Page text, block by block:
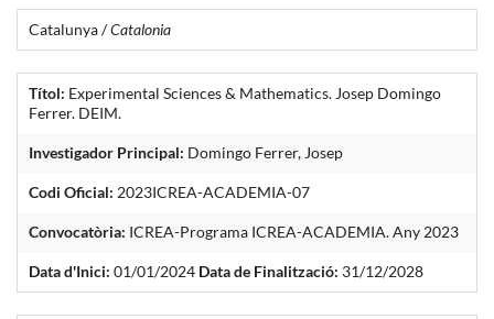
Catalunya /Catalonia
Títol: Experimental Sciences & Mathematics. Josep Domingo
Ferrer. DEIM.
Investigador Principal: Domingo Ferrer, Josep
Codi Oficial: 2023ICREA-ACADEMIA-07
Convocatòria: ICREA-Programa ICREA-ACADEMIA. Any 2023
Data d'Inici: 01/01/2024 Data de Finalització: 31/12/2028